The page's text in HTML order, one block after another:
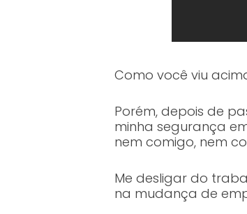
Como você viu
Porém, depois de
minha segurança
nem comigo, nem
Me desligar do
na mudança de